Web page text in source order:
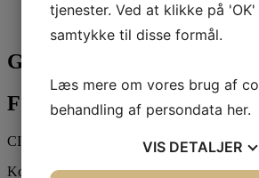
Gymnastik
Fodbold – Det sker
CIF Fodbold
Kontakt
tjenester. Ved at klikke på
samtykke til disse formål.
Læs mere om vores brug af
behandling af persondata her.
VIS DETALJER